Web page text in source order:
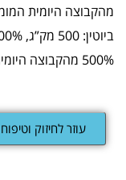
מהקבוצה היומית
500% מהקבוצה היומית המומלצת לגברים.
עוזר לחיזוק